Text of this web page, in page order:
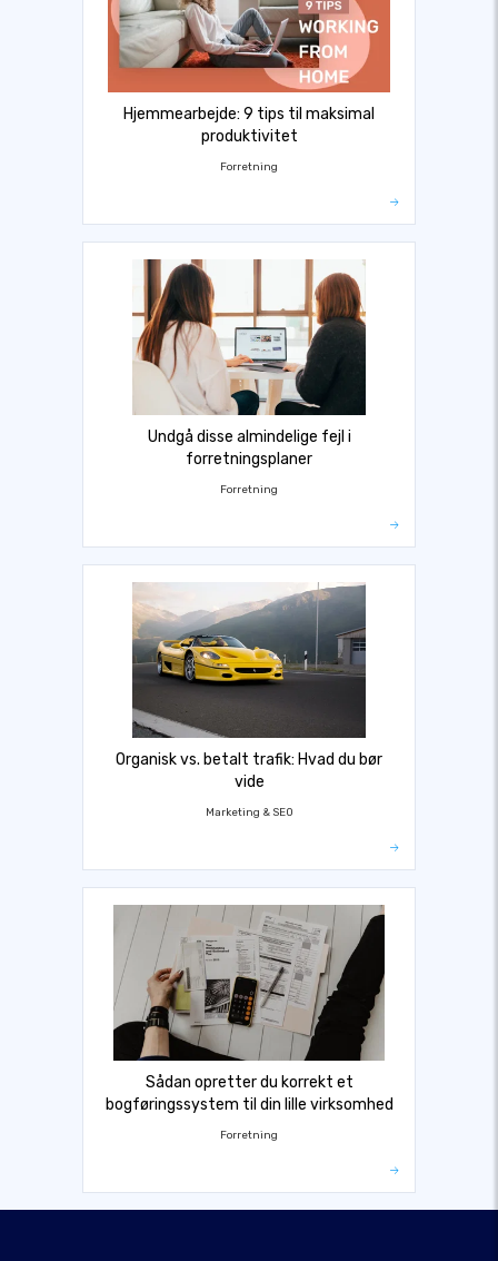
Hjemmearbejde: 9 tips til maksimal
produktivitet
Forretning
Undgå disse almindelige fejl i
forretningsplaner
Forretning
Organisk vs. betalt trafik: Hvad du bør
vide
Marketing & SEO
Sådan opretter du korrekt et
bogføringssystem til din lille virksomhed
Forretning